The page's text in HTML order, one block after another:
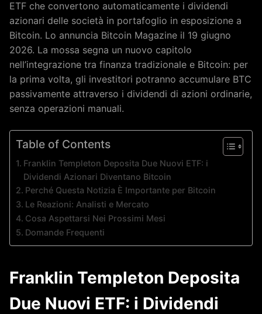
ETF che convertono automaticamente i dividendi
azionari delle società in portafoglio in esposizione a
Bitcoin. Lo annuncia Bitcoin Magazine il 19 giugno
2026. La mossa segna un nuovo capitolo
nell’integrazione tra finanza tradizionale e Bitcoin: per
la prima volta, gli investitori potranno accumulare BTC
passivamente attraverso i dividendi di azioni ordinarie,
senza operazioni manuali.
Table of Contents
Franklin Templeton Deposita Due Nuovi ETF: i
Dividendi Azionari Diventano Bitcoin
Perché Questa Notizia È Importante per Bitcoin
Le Reazioni: Analisti e Mercato
Cosa Aspettarsi Nei Prossimi Mesi
Domande Frequenti
Franklin Templeton Deposita
Due Nuovi ETF: i Dividendi